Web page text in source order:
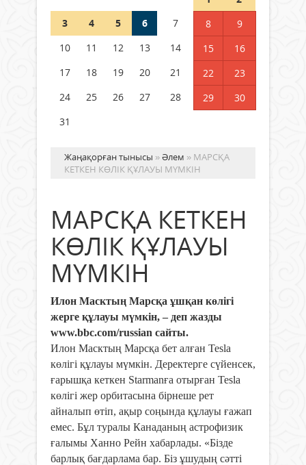
Германия аптап ыстыққа
бастады
04 тамыз 2026 ж.
3
4 5 6 7 8
9
10
11 12 13 14 15
16
17
18 19 20 21 22
23
24
25 26 27 28 29
30
31
Жаңақорған тынысы »Әлем » МАРСҚА
КЕТКЕН КӨЛІК ҚҰЛАУЫ МҮМКІН
МАРСҚА КЕТКЕН
КӨЛІК ҚҰЛАУЫ
МҮМКІН
Илон Масктың Марсқа ұшқан көлігі
жерге құлауы мүмкін, – деп жазды
www.bbc.com/russian сайты.
Илон Масктың Марсқа бет алған Tesla
көлігі құлауы мүмкін. Деректерге сүйенсек,
ғарышқа кеткен Starmanға отырған Tesla
көлігі жер орбитасына бірнеше рет
айналып өтіп, ақыр соңында құлауы ғажап
емес. Бұл туралы Канаданың астрофизик
ғалымы Ханно Рейн хабарлады. «Бізде
барлық бағдарлама бар. Біз ұшудың сәтті